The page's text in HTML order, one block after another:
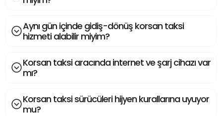
Aynı gün içinde gidiş-dönüş korsan taksi
hizmeti alabilir miyim?
Korsan taksi aracında internet ve şarj cihazı var
mı?
Korsan taksi sürücüleri hijyen kurallarına uyuyor
mu?